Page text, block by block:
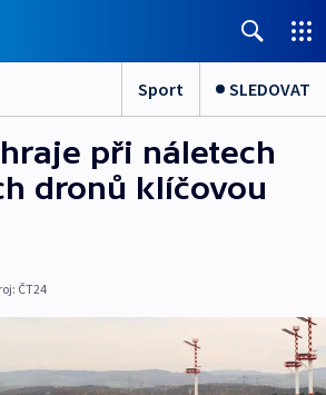
Sport SLEDOVAT
při náletech
dronů klíčovou
ČT24